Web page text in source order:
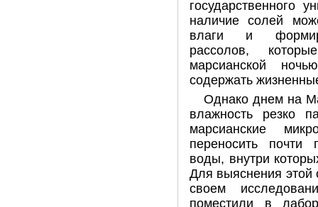
государственного
наличие солей
влаги и
рассолов,
марсианской
содержать
Однако днем на
влажность резко
марсианские
переносить почти
воды, внутри
Для выяснения этой
своем
поместили в